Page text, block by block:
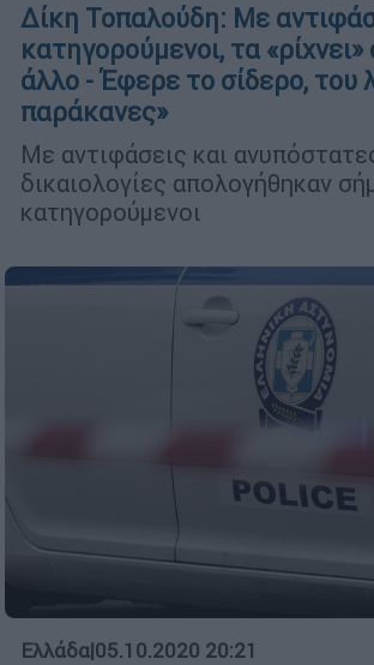
Δίκη Τοπαλούδη: Με
κατηγορούμενοι, τα
άλλο - Έφερε το σίδερο, του
παράκανες»
Με αντιφάσεις και
δικαιολογίες απολογήθηκαν
κατηγορούμενοι
Ελλάδα|05.10.2020 20:21